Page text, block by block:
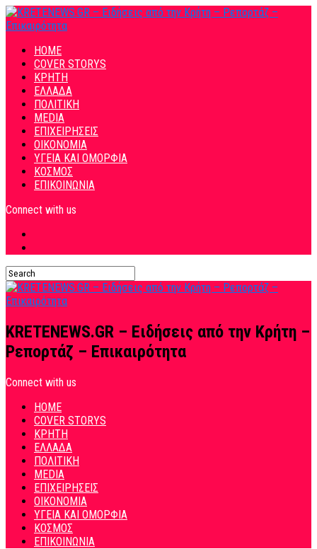
HOME
COVER STORYS
ΚΡΗΤΗ
ΕΛΛΑΔΑ
ΠΟΛΙΤΙΚΗ
MEDIA
ΕΠΙΧΕΙΡΗΣΕΙΣ
ΟΙΚΟΝΟΜΙΑ
ΥΓΕΙΑ ΚΑΙ ΟΜΟΡΦΙΑ
ΚΟΣΜΟΣ
ΕΠΙΚΟΙΝΩΝΙΑ
Connect with us
KRETENEWS.GR – Ειδήσεις από την Κρήτη –
Ρεπορτάζ – Επικαιρότητα
Connect with us
HOME
COVER STORYS
ΚΡΗΤΗ
ΕΛΛΑΔΑ
ΠΟΛΙΤΙΚΗ
MEDIA
ΕΠΙΧΕΙΡΗΣΕΙΣ
ΟΙΚΟΝΟΜΙΑ
ΥΓΕΙΑ ΚΑΙ ΟΜΟΡΦΙΑ
ΚΟΣΜΟΣ
ΕΠΙΚΟΙΝΩΝΙΑ